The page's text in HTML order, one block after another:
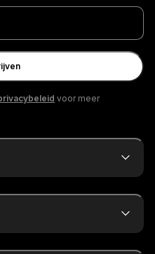
voor meer